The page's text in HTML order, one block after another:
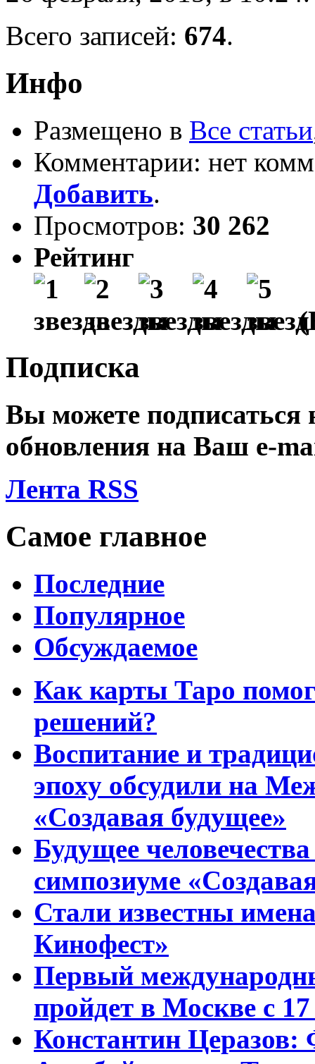
Всего записей: 674.
Инфо
Размещено в Все статьи
Комментарии: нет
Добавить.
Просмотров: 30 262
Рейтинг
Подписка
Вы можете подписаться
обновления на Ваш e-
Лента RSS
Самое главное
Последние
Популярное
Обсуждаемое
Как карты Таро
решений?
Воспитание и
эпоху обсудили на
«Создавая будущее»
Будущее
симпозиуме
Стали известны
Кинофест»
Первый
пройдет в Москве с
Константин Церазов: